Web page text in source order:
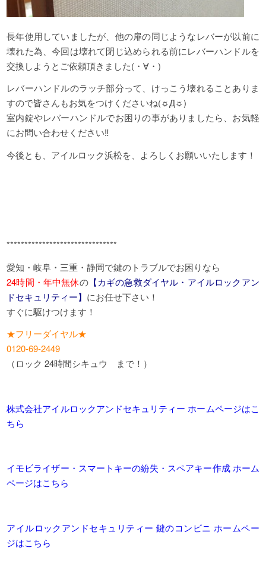
長年使用していましたが、他の扉の同じようなレバーが以前に
壊れた為、今回は壊れて閉じ込められる前にレバーハンドルを
交換しようとご依頼頂きました(・∀・)
レバーハンドルのラッチ部分って、けっこう壊れることありま
すので皆さんもお気をつけくださいね(☼Д☼)
室内錠やレバーハンドルでお困りの事がありましたら、お気軽
にお問い合わせください‼
今後とも、アイルロック浜松を、よろしくお願いいたします！
*******************************
愛知・岐阜・三重・静岡で鍵のトラブルでお困りなら
24時間・年中無休の【カギの急救ダイヤル・アイルロックアン
ドセキュリティー】 にお任せ下さい！
すぐに駆けつけます！
★フリーダイヤル★
0120-69-2449
（ロック 24時間シキュウ まで！）
株式会社アイルロックアンドセキュリティー ホームページはこ
ちら
イモビライザー・スマートキーの紛失・スペアキー作成 ホーム
ページはこちら
アイルロックアンドセキュリティー 鍵のコンビニ ホームペー
ジはこちら